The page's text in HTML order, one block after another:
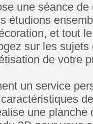
une séance
étudions
et tout
sur les
de votre
un service
une planche